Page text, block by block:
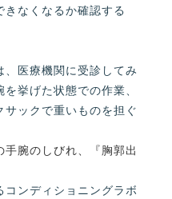
なくなるか確認する
医療機関に受診してみ
挙げた状態での作業、
ックで重いものを担ぐ
手腕のしびれ、『胸郭出
コンディショニングラボ